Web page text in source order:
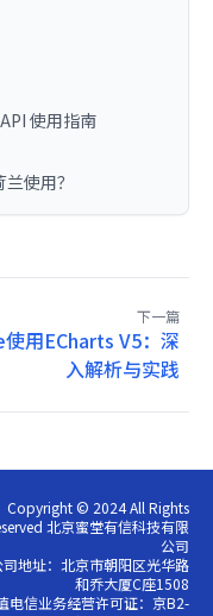
使用指南
使用？
下一篇
使用ECharts V5：深
入解析与实践
Copyright © 2024 All Rights
北京蜜堂有信科技有限
公司
司地址：北京市朝阳区光华路
和乔大厦C座1508
电信业务经营许可证：京B2-